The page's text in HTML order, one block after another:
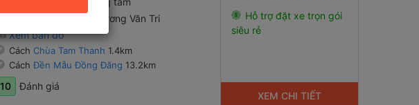
02 Trần Hưng Đạo, Lương Văn Tri
Xem bản đồ
Cách Chùa Tam Thanh 1.4km
CáchĐền Mẫu Đồng Đăng 13.2km
10 Đánh giá
Hỗ trợ đặt xe trọn gói
siêu rẻ
XEM CHI TIẾT